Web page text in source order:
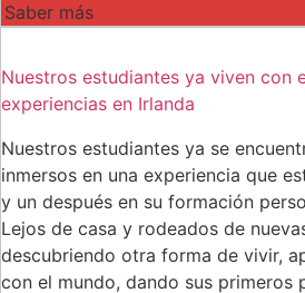
Saber más
Nuestros estudiantes ya viven con
experiencias en Irlanda
Nuestros estudiantes ya se
inmersos en una experiencia que
y un después en su formación
Lejos de casa y rodeados de
descubriendo otra forma de vivir,
con el mundo, dando sus primeros